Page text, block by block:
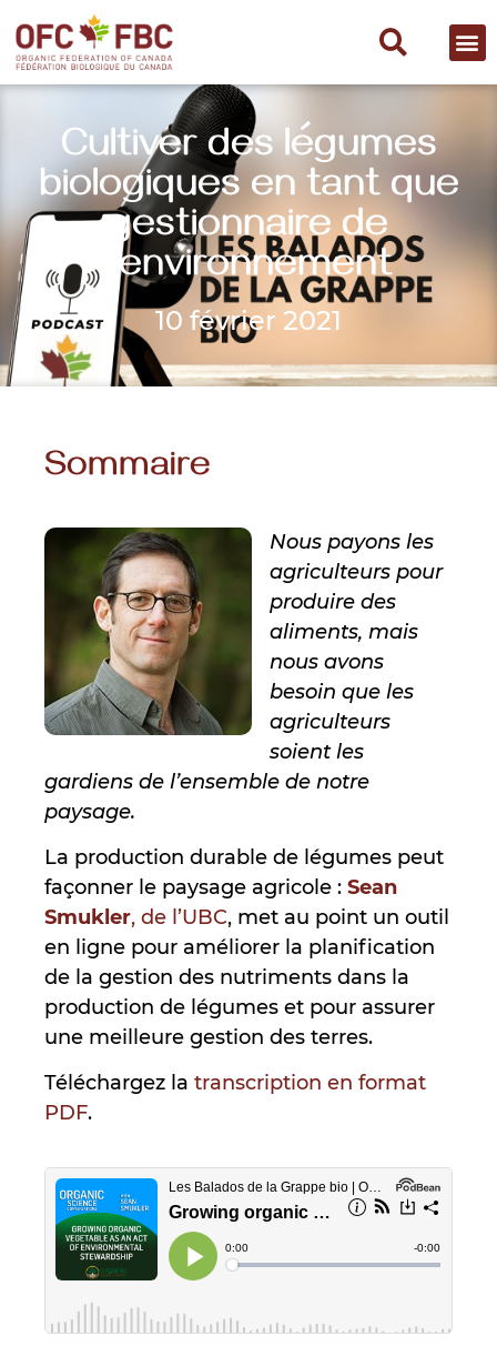
Cultiver des légumes
biologiques en tant que
gestionnaire de
l’environnement
10 février 2021
Sommaire
Nous payons les
agriculteurs pour
produire des
aliments, mais
nous avons
besoin que les
agriculteurs
soient les
gardiens de l’ensemble de notre
paysage.
La production durable de légumes peut
façonner le paysage agricole : Sean
Smukler, de l’UBC, met au point un outil
en ligne pour améliorer la planification
de la gestion des nutriments dans la
production de légumes et pour assurer
une meilleure gestion des terres.
Téléchargez la transcription en format
PDF.